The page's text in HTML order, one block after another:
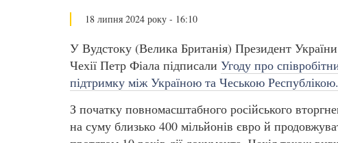
18 липня 2024 року - 16:10
У Вудстоку (Велика Британія) Президент
Чехії Петр Фіала підписали Угоду про
підтримку між Україною та Чеською Республікою.
З початку повномасштабного російського
на суму близько 400 мільйонів євро й